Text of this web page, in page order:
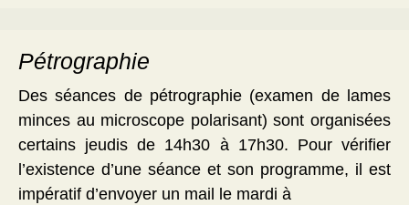
Pétrographie
Des séances de pétrographie (examen de lames
minces au microscope polarisant) sont organisées
certains jeudis de 14h30 à 17h30. Pour vérifier
l’existence d’une séance et son programme, il est
impératif d’envoyer un mail le mardi à